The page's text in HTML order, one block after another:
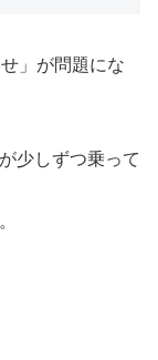
」が問題にな
少しずつ乗って